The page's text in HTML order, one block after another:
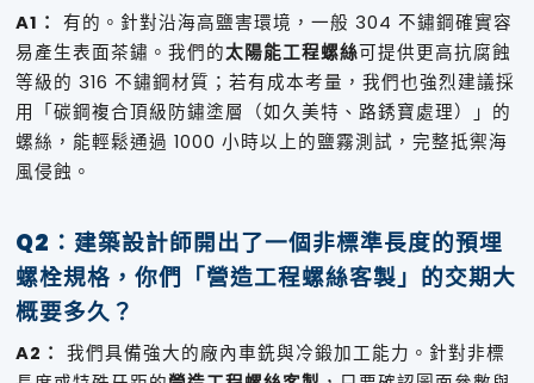
A1： 有的。針對沿海高鹽害環境，一般 304 不鏽鋼確實容
易產生表面茶鏽。我們的太陽能工程螺絲可提供更高抗腐蝕
等級的 316 不鏽鋼材質；若有成本考量，我們也強烈建議採
用「碳鋼複合頂級防鏽塗層（如久美特、路銹寶處理）」的
螺絲，能輕鬆通過 1000 小時以上的鹽霧測試，完整抵禦海
風侵蝕。
Q2：建築設計師開出了一個非標準長度的預埋
螺栓規格，你們「營造工程螺絲客製」的交期大
概要多久？
A2： 我們具備強大的廠內車銑與冷鍛加工能力。針對非標